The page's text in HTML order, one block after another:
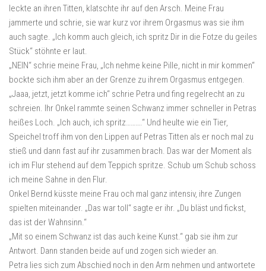
leckte an ihren Titten, klatschte ihr auf den Arsch. Meine Frau
jammerte und schrie, sie war kurz vor ihrem Orgasmus was sie ihm
auch sagte. „Ich komm auch gleich, ich spritz Dir in die Fotze du geiles
Stück“ stöhnte er laut.
„NEIN“ schrie meine Frau, „Ich nehme keine Pille, nicht in mir kommen“
bockte sich ihm aber an der Grenze zu ihrem Orgasmus entgegen.
„Jaaa, jetzt, jetzt komme ich“ schrie Petra und fing regelrecht an zu
schreien. Ihr Onkel rammte seinen Schwanz immer schneller in Petras
heißes Loch. „Ich auch, ich spritz……….“ Und heulte wie ein Tier,
Speichel troff ihm von den Lippen auf Petras Titten als er noch mal zu
stieß und dann fast auf ihr zusammen brach. Das war der Moment als
ich im Flur stehend auf dem Teppich spritze. Schub um Schub schoss
ich meine Sahne in den Flur.
Onkel Bernd küsste meine Frau och mal ganz intensiv, ihre Zungen
spielten miteinander. „Das war toll“ sagte er ihr. „Du bläst und fickst,
das ist der Wahnsinn.“
„Mit so einem Schwanz ist das auch keine Kunst.“ gab sie ihm zur
Antwort. Dann standen beide auf und zogen sich wieder an.
Petra lies sich zum Abschied noch in den Arm nehmen und antwortete